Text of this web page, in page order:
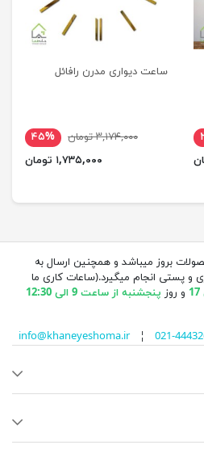
ساعت دیواری مدرن رافائل
۳,۱۷۴,۰۰۰ تومان
۴۵%
۱,۷۳۵,۰۰۰ تومان
بروز میباشد و همچنین ارسال به
و پستی انجام میگیرد.(ساعات کاری ما
و روز پنجشنبه از ساعت 9 الی 12:30
info@khaneyeshoma.ir¦ 021-